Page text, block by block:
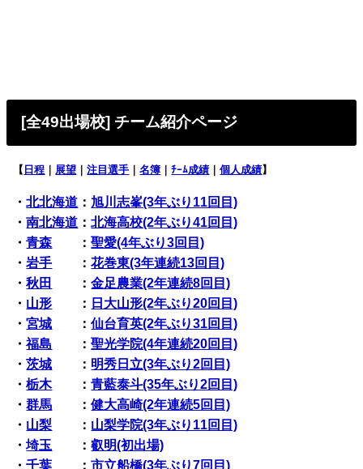
[全49出場校] チーム紹介ページ
【 日程 展望 ｜注目選手 ｜名簿 ｜ﾁｰﾑ成績 ｜個人成績】
・北北海道 ： 旭川志峯(3年ぶり11回目)
・南北海道 ：北海高校(2年ぶり41回目)
・青森 ：聖愛(4年ぶり3回目)
・岩手 ：花巻東(3年連続13回目)
・秋田 ：金足農業(2年連続8回目)
・ 山形 ： 日大山形(2年ぶり20回目)
・宮城 ：仙台育英(2年ぶり31回目)
・福島 ：聖光学院(4年連続20回目)
・茨城 ： 明秀日立(3年ぶり2回目)
・栃木：青藍泰斗(35年ぶり2回目)
・群馬 ：健大高崎(2年連続5回目)
・ 山梨 ： 山梨学院(3年ぶり11回目)
・埼玉 ：叡明(初出場)
・千葉 ：市立船橋(3年ぶり7回目)